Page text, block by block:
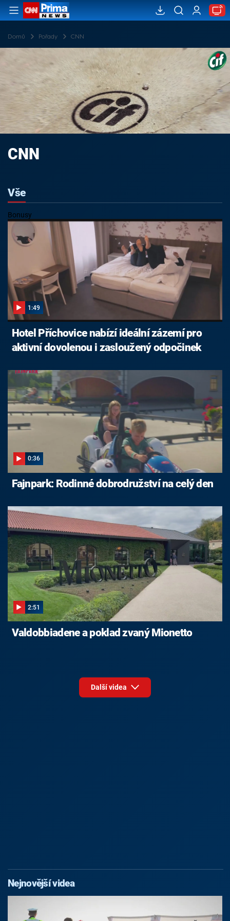
Domů Pořady CNN
CNN
Vše
Bonusy
1:49
Hotel Příchovice nabízí ideální zázemí pro
aktivní dovolenou i zasloužený odpočinek
0:36
Fajnpark: Rodinné dobrodružství na celý den
2:51
Valdobbiadene a poklad zvaný Mionetto
Další videa
Nejnovější videa